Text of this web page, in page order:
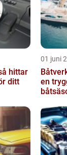
ditt
01 juni
en